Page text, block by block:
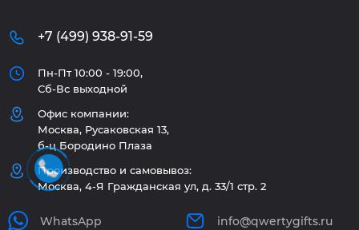
+7 (499) 938-91-59
Пн-Пт 10:00 - 19:00,
Сб-Вс выходной
Офис компании:
Москва, Русаковская 13,
б-ц Бородино Плаза
Производство и самовывоз:
Москва, 4-Я Гражданская ул, д. 33/1 стр. 2
WhatsApp info@qwertygifts.ru